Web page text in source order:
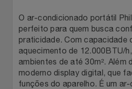
Esportes
Experiências
Ferramentas
Havanna
Hospital De Amor
Jbl
Magalu
Méliuz
Natura
O ar-condicionado portátil
perfeito para quem busca
praticidade. Com capacidade
aquecimento de 12.000BTU/
ambientes de até 30m². Além
moderno display digital, que
funções do aparelho. É um